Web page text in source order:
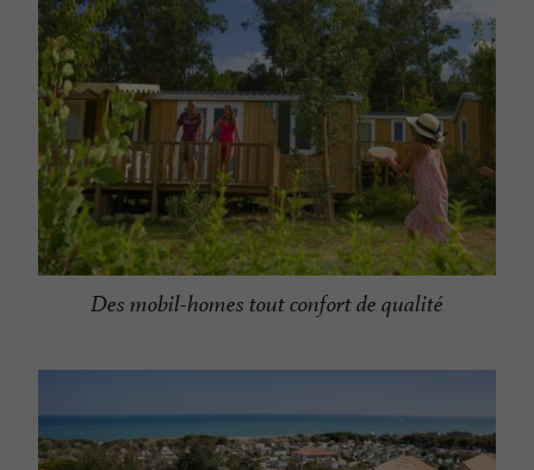
Des mobil-homes tout confort de qualité